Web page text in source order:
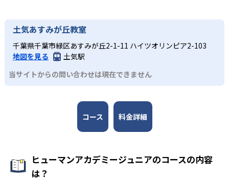
れ、仲間と切磋琢磨できる環境を提供している。
もは実験や制作活動などを楽しみながら、学びを深めてい
り、探究力と表現力を磨くことができる。
用、毎月の授業料や材料費などが発生することもあるた
め、費用負担の点も留意が必要である。
土気あすみが丘教室
千葉県千葉市緑区あすみが丘2-1-11 ハイツオリンピア2-103
地図を見る
土気駅
当サイトからの問い合わせは現在できません
コース 料金詳細
ヒューマンアカデミージュニアのコースの内容
は？